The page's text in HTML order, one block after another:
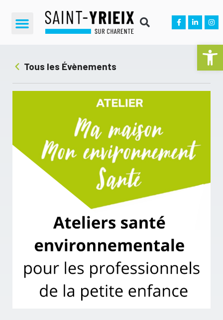
Ouvrir
Tous les Évènements